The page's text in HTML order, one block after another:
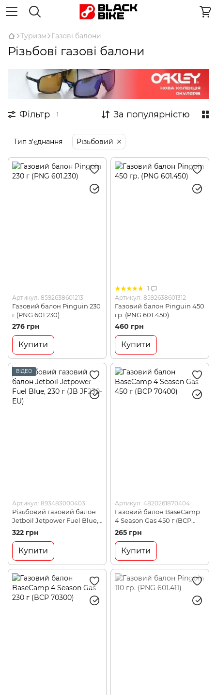
Туризм Газові балони
Різьбові газові балони
Фільтр 1 За популярністю
Тип з'єднання Різьбовий
Артикул: 8592638601213
Газовий балон Pinguin 230
г (PNG 601.230)
276 грн
Купити
1
Артикул: 8592638601312
Газовий балон Pinguin 450
гр. (PNG 601.450)
460 грн
Купити
ВІДЕО
Артикул: 893483000403
Різьбовий газовий балон
Jetboil Jetpower Fuel Blue,
230 г (JB JF230-EU)
322 грн
Купити
Артикул: 4820261870404
Газовий балон BaseCamp
4 Season Gas 450 г (BCP
70400)
265 грн
Купити